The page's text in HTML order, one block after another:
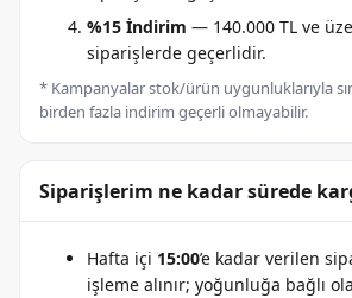
%15 İndirim — 140.000 TL ve
siparişlerde geçerlidir.
* Kampanyalar stok/ürün uygunluklarıyla
birden fazla indirim geçerli olmayabilir.
Siparişlerim ne kadar sürede
Hafta içi 15:00’e kadar verilen
işleme alınır; yoğunluğa bağlı